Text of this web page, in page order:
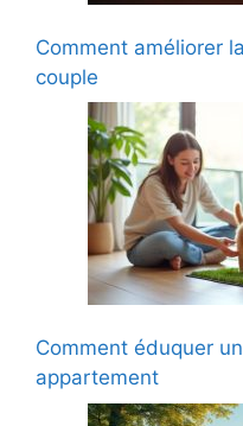
Comment améliorer
couple
Comment éduquer
appartement